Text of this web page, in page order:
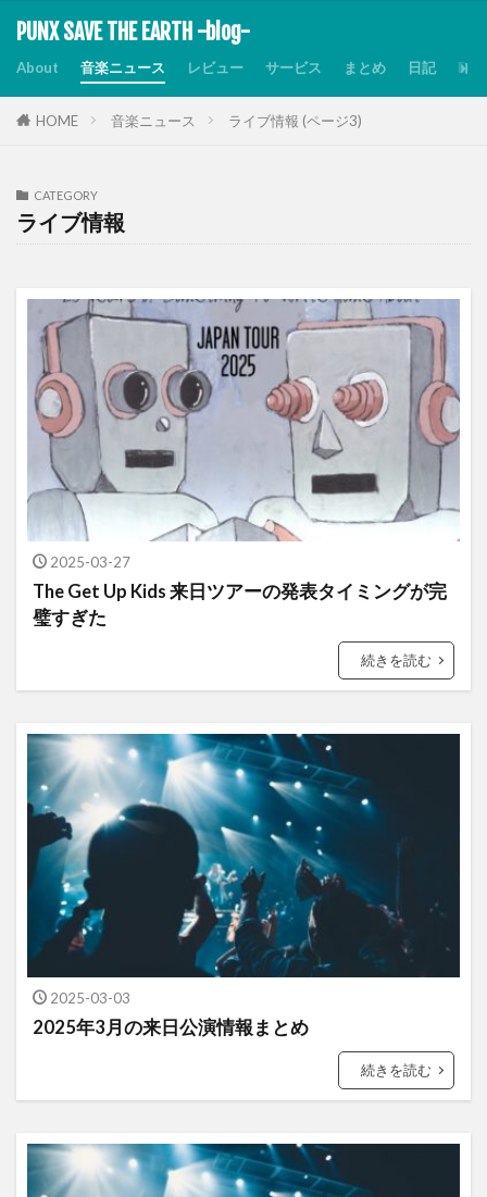
PUNX SAVE THE EARTH -blog-
About 音楽ニュース レビュー サービス まとめ 日記
HOME 音楽ニュース ライブ情報 (ページ3)
CATEGORY
ライブ情報
2025-03-27
The Get Up Kids 来日ツアーの発表タイミングが完
璧すぎた
続きを読む
2025-03-03
2025年3月の来日公演情報まとめ
続きを読む